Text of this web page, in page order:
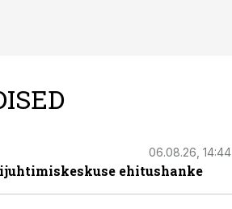
06.08.26, 14:44
ehitushanke